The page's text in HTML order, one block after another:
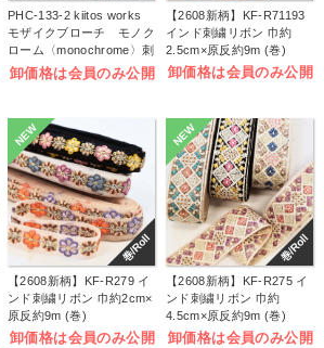
PHC-133-2 kiitos works
モザイクブローチ モノク
ローム〈monochrome〉刺
しゅうキット (袋)
卸価格は会員のみ公開
【2608新柄】KF-R71193
インド刺繍リボン 巾約
2.5cm×原反約9m (巻)
卸価格は会員のみ公開
巻/Roll
NEW
【2608新柄】KF-R279 イ
ンド刺繍リボン 巾約2cm×
原反約9m (巻)
卸価格は会員のみ公開
巻/Roll
NEW
【2608新柄】KF-R275 イ
ンド刺繍リボン 巾約
4.5cm×原反約9m (巻)
卸価格は会員のみ公開